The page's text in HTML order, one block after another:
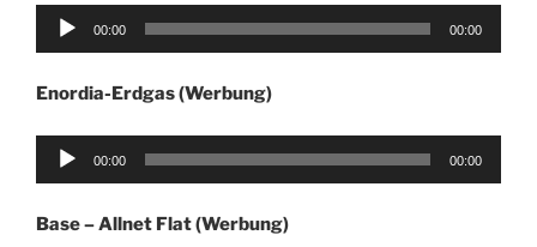
Audio-
00:00 00:00
Enordia-Erdgas (Werbung)
Audio-
00:00 00:00
Base – Allnet Flat (Werbung)